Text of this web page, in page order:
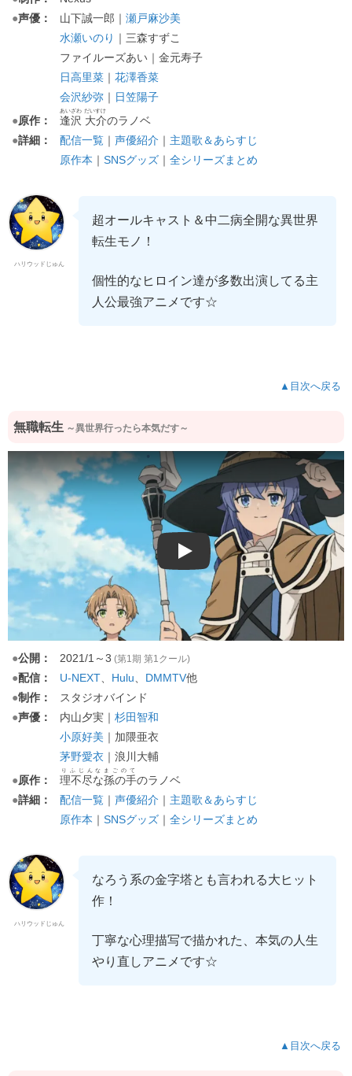
●声優： 山下誠一郎｜ 瀬戸麻沙美
水瀬いのり ｜三森すずこ
ファイルーズあい｜金元寿子
日高里菜 ｜ 花澤香菜
会沢紗弥 ｜ 日笠陽子
●原作： 逢沢 大介
あいざわ だいすけ
のラノベ
●詳細： 配信一覧 ｜ 声優紹介 ｜ 主題歌＆あらすじ
原作本 ｜ SNSグッズ ｜ 全シリーズまとめ
ハリウッドじゅん
超オールキャスト＆中二病全開な異世界
転生モノ！
個性的なヒロイン達が多数出演してる主
人公最強アニメです☆
▲目次へ戻る
無職転生 ～異世界行ったら本気だす～
Play
●公開： 2021/1～3 (第1期 第1クール)
●配信： U-NEXT Hulu DMMTV他
●制作：
スタジオバインド
●声優： 内山夕実｜ 杉田智和
小原好美 ｜加隈亜衣
茅野愛衣 ｜浪川大輔
●原作： 理不尽な孫の手
りふじんなまごのて
のラノベ
●詳細： 配信一覧 ｜ 声優紹介 ｜ 主題歌＆あらすじ
原作本 ｜ SNSグッズ ｜ 全シリーズまとめ
ハリウッドじゅん
なろう系の金字塔とも言われる大ヒット
作！
丁寧な心理描写で描かれた、本気の人生
やり直しアニメです☆
▲目次へ戻る